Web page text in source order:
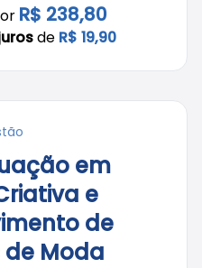
R$ 238,80
de R$ 19,90
em
e
de
Moda